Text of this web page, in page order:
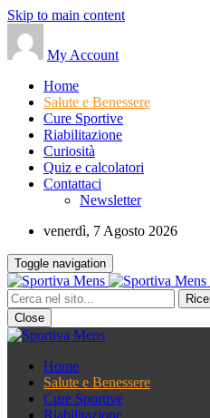
Skip to main content
My Account
Home
Salute e Benessere
Cure Sportive
Riabilitazione
Curiosità
Quiz e calcolatori
Contattaci
Newsletter
venerdì, 7 Agosto 2026
Toggle navigation
Close
Home
Salute e Benessere
Cure Sportive
Riabilitazione